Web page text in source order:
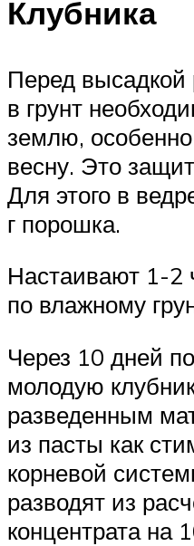
Клубника
Перед высадкой
в грунт
землю,
весну. Это
Для этого в
г порошка.
Настаивают 1-2
по влажному
Через 10 дней
молодую
разведенным
из пасты как
корневой
разводят из
концентрата на